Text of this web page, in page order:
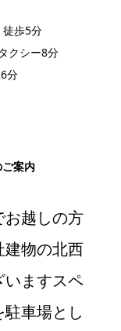
歩5分
クシー8分
分
案内
お越しの方
建物の北西
いますスペ
駐車場とし